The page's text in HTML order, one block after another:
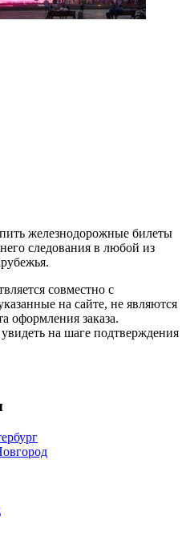
железнодорожные билеты
следования в любой из
совместно с
на сайте, не являются
оформления заказа.
на шаге подтверждения